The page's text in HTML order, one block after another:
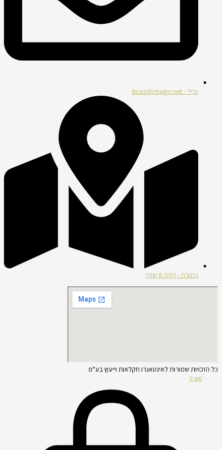
מייל - Boaz@intagro.net
כתובת - הזית 8 שקד
כל הזכויות שמורות לאינטאגרו חקלאות וייעוץ בע"מ
₪0
0